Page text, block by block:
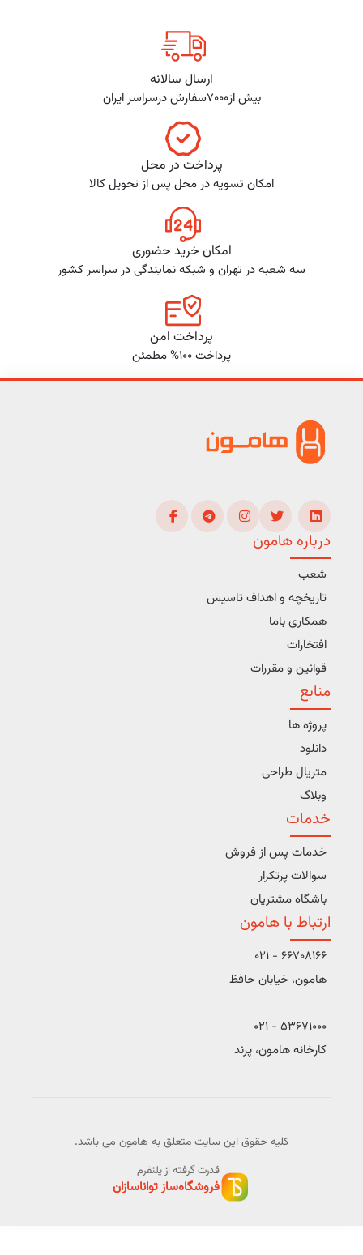
ارسال سالانه
بیش از7000سفارش درسراسر ایران
پرداخت در محل
امکان تسویه در محل پس از تحویل کالا
امکان خرید حضوری
سه شعبه در تهران و شبکه نمایندگی در سراسر کشور
پرداخت امن
پرداخت 100% مطمئن
درباره هامون
شعب
تاریخچه و اهداف تاسیس
همکاری باما
افتخارات
قوانین و مقررات
منابع
پروژه ها
دانلود
متریال طراحی
وبلاگ
خدمات
خدمات پس از فروش
سوالات پرتکرار
باشگاه مشتریان
ارتباط با هامون
66708166 - 021
هامون، خیابان حافظ
53671000 - 021
کارخانه هامون، پرند
کلیه حقوق این سایت متعلق به هامون می باشد.
قدرت گرفته از پلتفرم
فروشگاه‌ساز تواناسازان